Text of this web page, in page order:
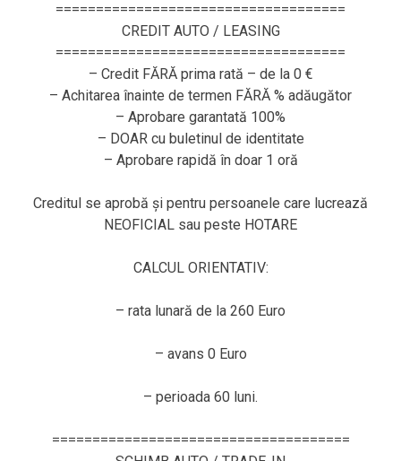
====================================
CREDIT AUTO / LEASING
====================================
– Credit FĂRĂ prima rată – de la 0 €
– Achitarea înainte de termen FĂRĂ % adăugător
– Aprobare garantată 100%
– DOAR cu buletinul de identitate
– Aprobare rapidă în doar 1 oră
Creditul se aprobă și pentru persoanele care lucrează
NEOFICIAL sau peste HOTARE
CALCUL ORIENTATIV:
– rata lunară de la 260 Euro
– avans 0 Euro
– perioada 60 luni.
=====================================